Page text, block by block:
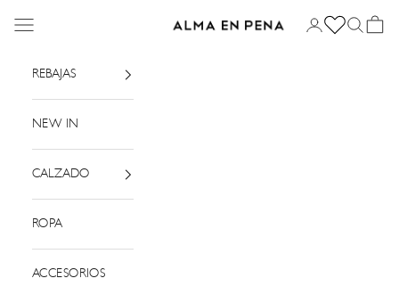
Alma en Pena
Menú Iniciar sesión
Buscar
Cesta
REBAJAS
NEW IN
CALZADO
ROPA
ACCESORIOS